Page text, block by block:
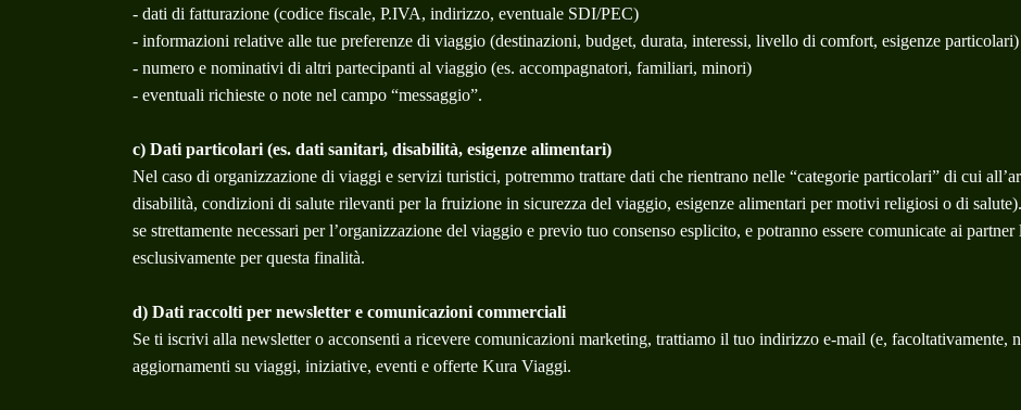
- dati di fatturazione (codice fiscale, P.IVA, indirizzo, eventuale SDI/PEC)
- informazioni relative alle tue preferenze di viaggio (destinazioni, budget, durata, interessi, livello di comfort, esigenze particolari)
- numero e nominativi di altri partecipanti al viaggio (es. accompagnatori, familiari, minori)
- eventuali richieste o note nel campo “messaggio”.
c) Dati particolari (es. dati sanitari, disabilità, esigenze alimentari)
Nel caso di organizzazione di viaggi e servizi turistici, potremmo trattare dati che rientrano nelle “categorie particolari” di cui
disabilità, condizioni di salute rilevanti per la fruizione in sicurezza del viaggio, esigenze alimentari per motivi religiosi o di
se strettamente necessari per l’organizzazione del viaggio e previo tuo consenso esplicito, e potranno essere comunicate ai
esclusivamente per questa finalità.
d) Dati raccolti per newsletter e comunicazioni commerciali
Se ti iscrivi alla newsletter o acconsenti a ricevere comunicazioni marketing, trattiamo il tuo indirizzo e-mail (e, facoltativamente,
aggiornamenti su viaggi, iniziative, eventi e offerte Kura Viaggi.